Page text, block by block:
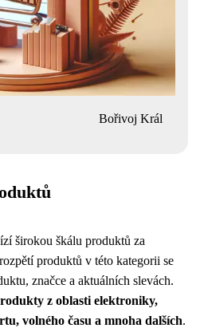
Bořivoj Král
širokou škálu produktů za
produktů v této kategorii se
značce a aktuálních slevách.
z oblasti elektroniky,
volného času a mnoha dalších.